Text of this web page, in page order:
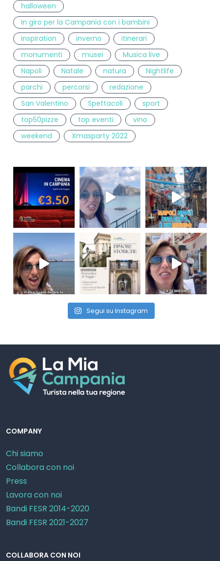
halloween
In giro per la Campania con i bambini
inspiration
inverno
itinerari
monumenti
musei
Musica live
Napoli
Natale natura
Nightlife
parchi
percorsi
redazione
San Valentino
Spettacoli
sport
top50pizze
top eventi
vino
weekend
Xmasparty 2022
Segui su Instagram
COMPANY
Chi siamo
Collabora con noi
Press
Lavora con noi
Bandi FESR 2014-2020
Bandi FESR 2021-2027
COLLABORA CON NOI